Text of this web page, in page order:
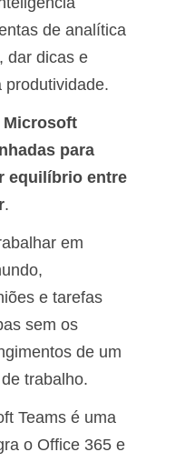
de analítica
dar dicas e
produtividade.
Microsoft
para
equilíbrio entre
.
em
e tarefas
sem os
de um
trabalho.
Teams é uma
o Office 365 e